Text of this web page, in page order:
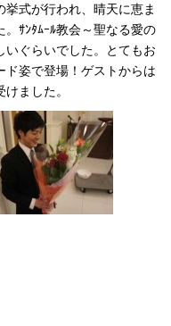
挙式が行われ、晴天に恵ま
ｻﾝﾀﾑｰﾙ教会～聖なる愛の
いぐらいでした。とてもお
ド姿で登場！ゲストからは
ました。